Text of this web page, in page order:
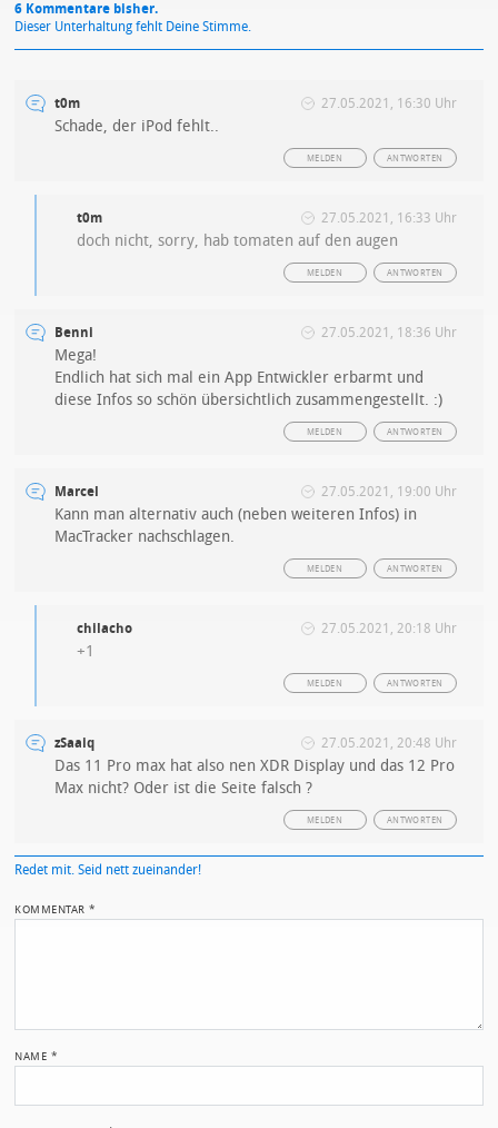
6 Kommentare bisher.
Dieser Unterhaltung fehlt Deine Stimme.
t0m 27.05.2021, 16:30 Uhr
Schade, der iPod fehlt..
ANTWORTEN
MELDEN
t0m 27.05.2021, 16:33 Uhr
doch nicht, sorry, hab tomaten auf den augen
ANTWORTEN
MELDEN
Benni 27.05.2021, 18:36 Uhr
Mega!
Endlich hat sich mal ein App Entwickler erbarmt und
diese Infos so schön übersichtlich zusammengestellt. :)
ANTWORTEN
MELDEN
Marcel 27.05.2021, 19:00 Uhr
Kann man alternativ auch (neben weiteren Infos) in
MacTracker nachschlagen.
ANTWORTEN
MELDEN
chilacho 27.05.2021, 20:18 Uhr
+1
ANTWORTEN
MELDEN
zSaaiq 27.05.2021, 20:48 Uhr
Das 11 Pro max hat also nen XDR Display und das 12 Pro
Max nicht? Oder ist die Seite falsch ?
ANTWORTEN
MELDEN
Redet mit. Seid nett zueinander!
KOMMENTAR*
NAME *